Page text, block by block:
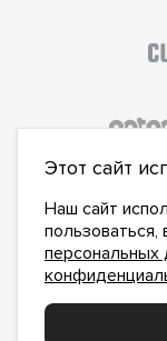
Этот сайт
Наш сайт
пользоваться,
персональных